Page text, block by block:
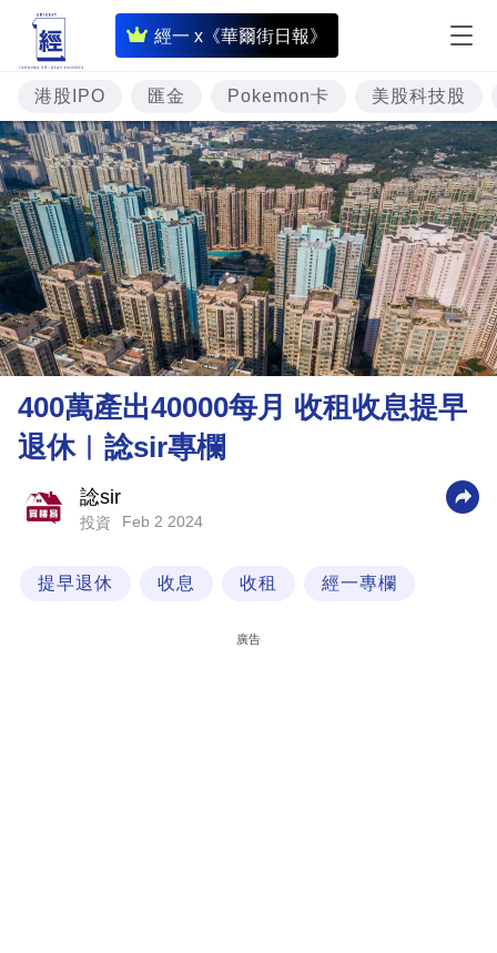
經一 x《華爾街日報》
即
時
財
經
專
題
投
資
樓
市
理
財
商
科
港股IPO 匯金 Pokemon卡 美股科技股
400萬產出40000每月 收租收息提早
退休︳諗sir專欄
諗sir
投資 Feb 2 2024
提早退休 收息 收租 經一專欄
廣告